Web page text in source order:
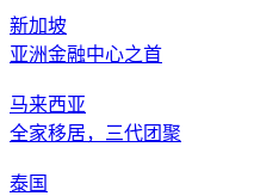
新加坡
亚洲金融中心之首
马来西亚
全家移居，三代团聚
泰国